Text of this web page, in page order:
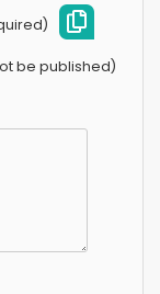
be published)